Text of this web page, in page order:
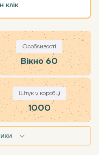
клік
Особливості
Вікно 60
Штук у коробці
1000